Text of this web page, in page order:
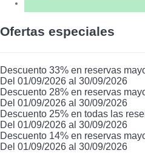
Ofertas especiales
Descuento 33% en reservas
Del 01/09/2026 al 30/09/2026
Descuento 28% en reservas
Del 01/09/2026 al 30/09/2026
Descuento 25% en todas las
Del 01/09/2026 al 30/09/2026
Descuento 14% en reservas
Del 01/09/2026 al 30/09/2026